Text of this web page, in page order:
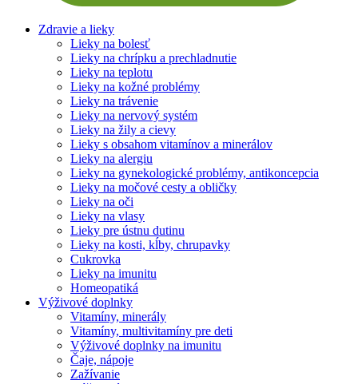
Zdravie a lieky
Lieky na bolesť
Lieky na chrípku a prechladnutie
Lieky na teplotu
Lieky na kožné problémy
Lieky na trávenie
Lieky na nervový systém
Lieky na žily a cievy
Lieky s obsahom vitamínov a minerálov
Lieky na alergiu
Lieky na gynekologické problémy, antikoncepcia
Lieky na močové cesty a obličky
Lieky na oči
Lieky na vlasy
Lieky pre ústnu dutinu
Lieky na kosti, kĺby, chrupavky
Cukrovka
Lieky na imunitu
Homeopatiká
Výživové doplnky
Vitamíny, minerály
Vitamíny, multivitamíny pre deti
Výživové doplnky na imunitu
Čaje, nápoje
Zažívanie